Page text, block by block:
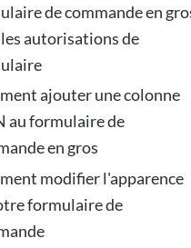
de commande en
les autorisations de
ajouter une colonne
au formulaire de
en gros
modifier l'apparence
formulaire de